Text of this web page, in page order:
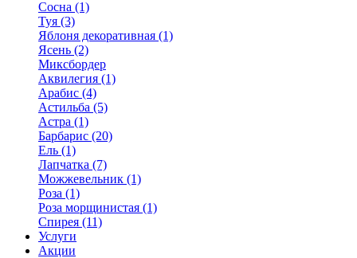
Сосна (1)
Туя (3)
Яблоня декоративная (1)
Ясень (2)
Миксбордер
Аквилегия (1)
Арабис (4)
Астильба (5)
Астра (1)
Барбарис (20)
Ель (1)
Лапчатка (7)
Можжевельник (1)
Роза (1)
Роза морщинистая (1)
Спирея (11)
Услуги
Акции